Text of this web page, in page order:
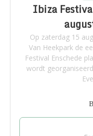
Ibiza
Op zaterdag 15
Van Heekpark de
Festival Enschede
wordt